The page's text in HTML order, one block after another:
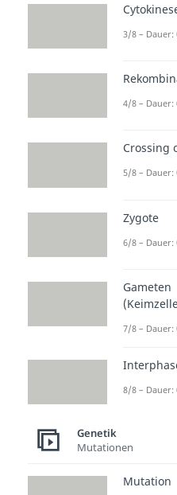
Sehen wir
an. Sie
gund
zwei
gelbe
Merke:
Pflanzen (
der F1-
Das
3/8 – Dauer:
4/8 – Dauer:
Crossing
5/8 – Dauer:
Zygote
6/8 – Dauer:
Gameten
7/8 – Dauer:
8/8 – Dauer:
Genetik
Mutationen
Mutation